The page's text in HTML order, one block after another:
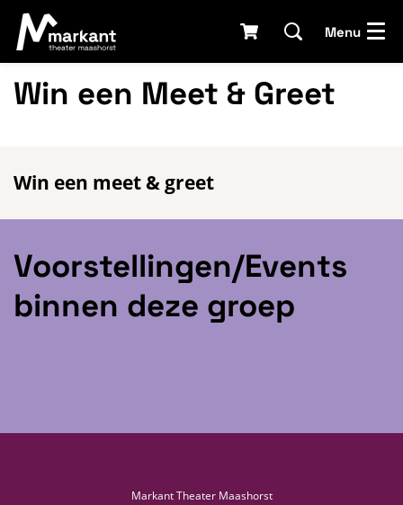
Menu
Win een Meet & Greet
Win een meet & greet
Voorstellingen/Events
binnen deze groep
Markant Theater Maashorst